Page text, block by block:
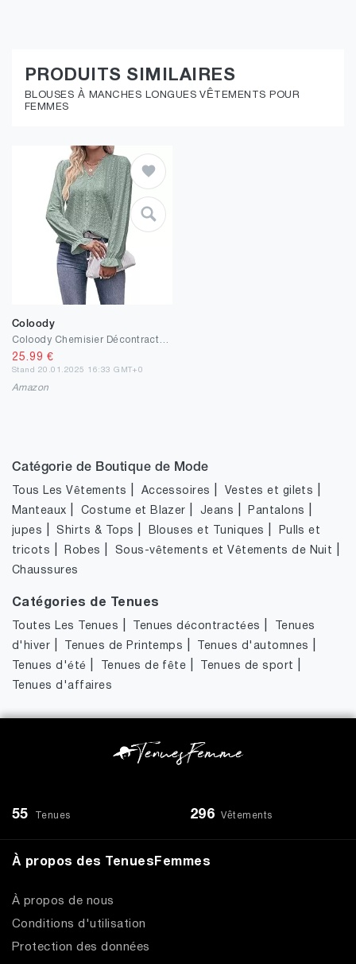
PRODUITS SIMILAIRES
BLOUSES À MANCHES LONGUES VÊTEMENTS POUR
FEMMES
Coloody
25.99 €
Stand 20.01.2025 16:33 GMT+0
Amazon
Catégorie de Boutique de Mode
Tous Les Vêtements Accessoires Vestes et gilets
Manteaux Costume et Blazer Jeans Pantalons
jupes |Shirts & Tops Blouses et Tuniques
Pulls et
tricots
Robes Sous-vêtements et Vêtements de Nuit
Chaussures
Catégories de Tenues
Toutes Les Tenues Tenues décontractées
Tenues
d'hiver
Tenues de Printemps Tenues d'automnes
Tenues d'été Tenues de fête Tenues de sport
Tenues d'affaires
55 Tenues 296 Vêtements
À propos des TenuesFemmes
À propos de nous
Conditions d'utilisation
Protection des données